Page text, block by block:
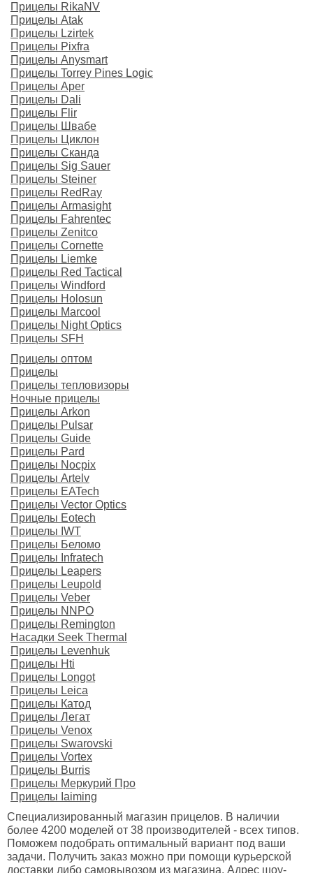
Прицелы RikaNV
Прицелы Atak
Прицелы Lzirtek
Прицелы Pixfra
Прицелы Anysmart
Прицелы Torrey Pines Logic
Прицелы Aper
Прицелы Dali
Прицелы Flir
Прицелы Швабе
Прицелы Циклон
Прицелы Сканда
Прицелы Sig Sauer
Прицелы Steiner
Прицелы RedRay
Прицелы Armasight
Прицелы Fahrentec
Прицелы Zenitco
Прицелы Cornette
Прицелы Liemke
Прицелы Red Tactical
Прицелы Windford
Прицелы Holosun
Прицелы Marcool
Прицелы Night Optics
Прицелы SFH
Прицелы оптом
Прицелы
Прицелы тепловизоры
Ночные прицелы
Прицелы Arkon
Прицелы Pulsar
Прицелы Guide
Прицелы Pard
Прицелы Nocpix
Прицелы Artelv
Прицелы EATech
Прицелы Vector Optics
Прицелы Eotech
Прицелы IWT
Прицелы Беломо
Прицелы Infratech
Прицелы Leapers
Прицелы Leupold
Прицелы Veber
Прицелы NNPO
Прицелы Remington
Насадки Seek Thermal
Прицелы Levenhuk
Прицелы Hti
Прицелы Longot
Прицелы Leica
Прицелы Катод
Прицелы Легат
Прицелы Venox
Прицелы Swarovski
Прицелы Vortex
Прицелы Burris
Прицелы Меркурий Про
Прицелы Iaiming
Специализированный магазин прицелов. В наличии
более 4200 моделей от 38 производителей - всех типов.
Поможем подобрать оптимальный вариант под ваши
задачи. Получить заказ можно при помощи курьерской
доставки либо самовывозом из магазина. Адрес шоу-